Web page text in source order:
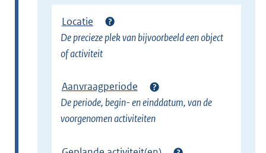
Locatie
De precieze plek van bijvoorbeeld een object
of activiteit
Aanvraagperiode
De periode, begin- en einddatum, van de
voorgenomen activiteiten